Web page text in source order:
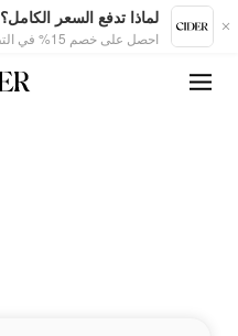
لماذا تدفع السعر الكامل؟
احصل على خصم 15% في التطبيق